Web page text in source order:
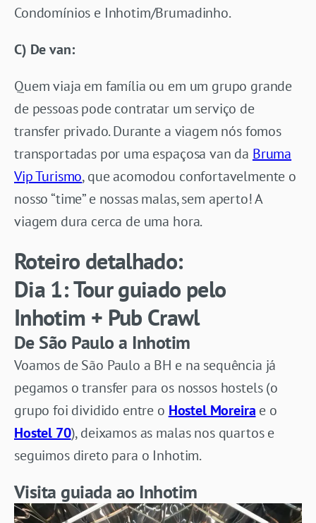
Condomínios e Inhotim/Brumadinho.
C) De van:
Quem viaja em família ou em um grupo grande
de pessoas pode contratar um serviço de
transfer privado. Durante a viagem nós fomos
transportadas por uma espaçosa van da Bruma
Vip Turismo, que acomodou confortavelmente o
nosso “time” e nossas malas, sem aperto! A
viagem dura cerca de uma hora.
Roteiro detalhado:
Dia 1: Tour guiado pelo
Inhotim + Pub Crawl
De São Paulo a Inhotim
Voamos de São Paulo a BH e na sequência já
pegamos o transfer para os nossos hostels (o
grupo foi dividido entre o Hostel Moreira e o
Hostel 70), deixamos as malas nos quartos e
seguimos direto para o Inhotim.
Visita guiada ao Inhotim